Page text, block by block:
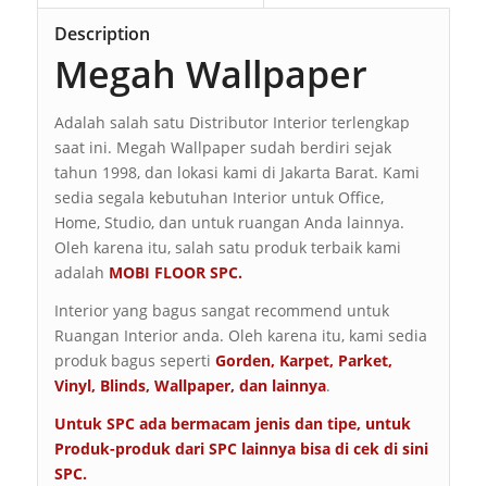
Description
Megah Wallpaper
Adalah salah satu Distributor Interior terlengkap
saat ini. Megah Wallpaper sudah berdiri sejak
tahun 1998, dan lokasi kami di Jakarta Barat. Kami
sedia segala kebutuhan Interior untuk Office,
Home, Studio, dan untuk ruangan Anda lainnya.
Oleh karena itu, salah satu produk terbaik kami
adalah MOBI FLOOR SPC.
Interior yang bagus sangat recommend untuk
Ruangan Interior anda. Oleh karena itu, kami sedia
produk bagus seperti Gorden, Karpet, Parket,
Vinyl, Blinds, Wallpaper, dan lainnya.
Untuk SPC ada bermacam jenis dan tipe, untuk
Produk-produk dari SPC lainnya bisa di cek di sini
SPC.